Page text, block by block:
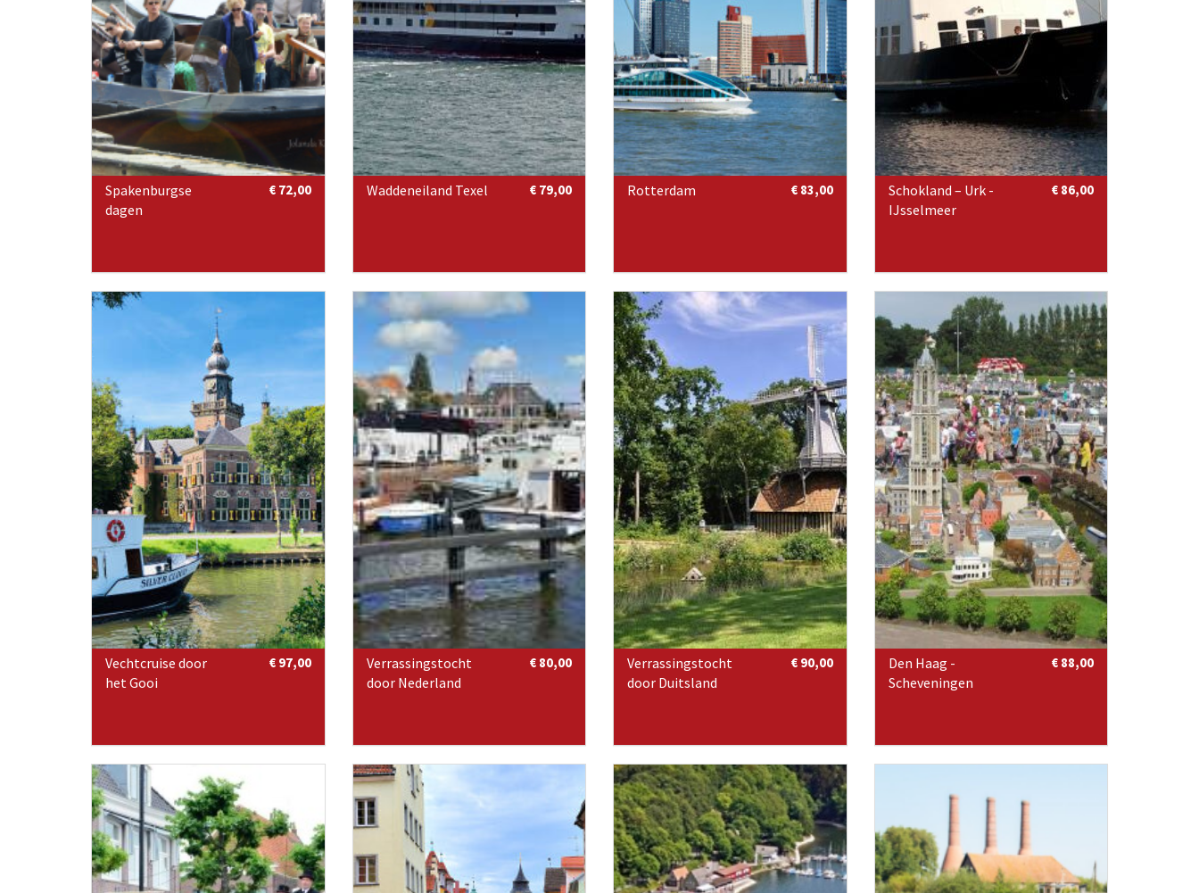
Spakenburgse
dagen
€ 72,00 Waddeneiland Texel € 79,00 Rotterdam € 83,00
Schokland – Urk -
IJsselmeer
€ 86,00
Vechtcruise door
het Gooi
€ 97,00
Verrassingstocht
door Nederland
€ 80,00
Verrassingstocht
door Duitsland
€ 90,00
Den Haag -
Scheveningen
€ 88,00